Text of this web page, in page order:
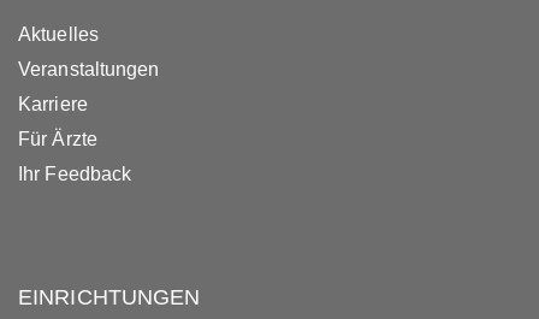
Aktuelles
Veranstaltungen
Karriere
Für Ärzte
Ihr Feedback
EINRICHTUNGEN